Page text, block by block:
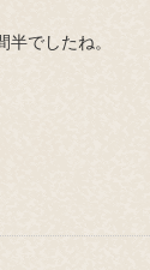
でしたね。